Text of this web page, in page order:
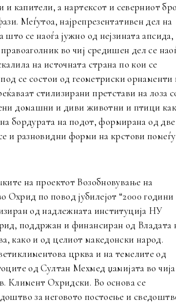
и капители, а нартексот и северниот
Меѓутоа, најрепрезентативен дел на
се наоѓа јужно од нејзината апсида,
во чиј средишен дел се
на источната страна по кои се
се состои од геометриски орнаменти
стилизирани претстави на лоза
домашни и диви животни и птици
бордурата на подот, формирана од две
и разновидни форми на крстови помеѓу
на проектот Возобновување на
по повод јубилејот “2000 години
од надлежната институција НУ
поддржан и финансиран од Владата
како и од целиот македонски народ.
црква и на темелите од
од Султан Мехмед џамијата во чија
Климент Охридски. Во основа се
за неговото постоење и